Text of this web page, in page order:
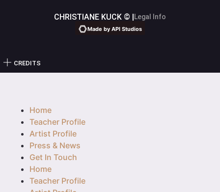
CHRISTIANE KUCK © |Legal Info
Made by API Studios
CREDITS
Home
Teacher Profile
Artist Profile
Press & News
Get In Touch
Home
Teacher Profile